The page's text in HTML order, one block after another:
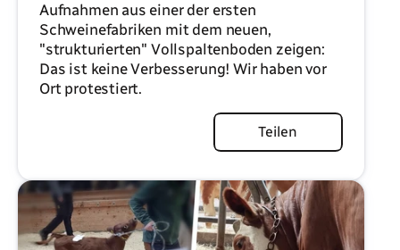
Aufnahmen aus einer der ersten
Schweinefabriken mit dem neuen,
"strukturierten" Vollspaltenboden zeigen:
Das ist keine Verbesserung! Wir haben vor
Ort protestiert.
Teilen